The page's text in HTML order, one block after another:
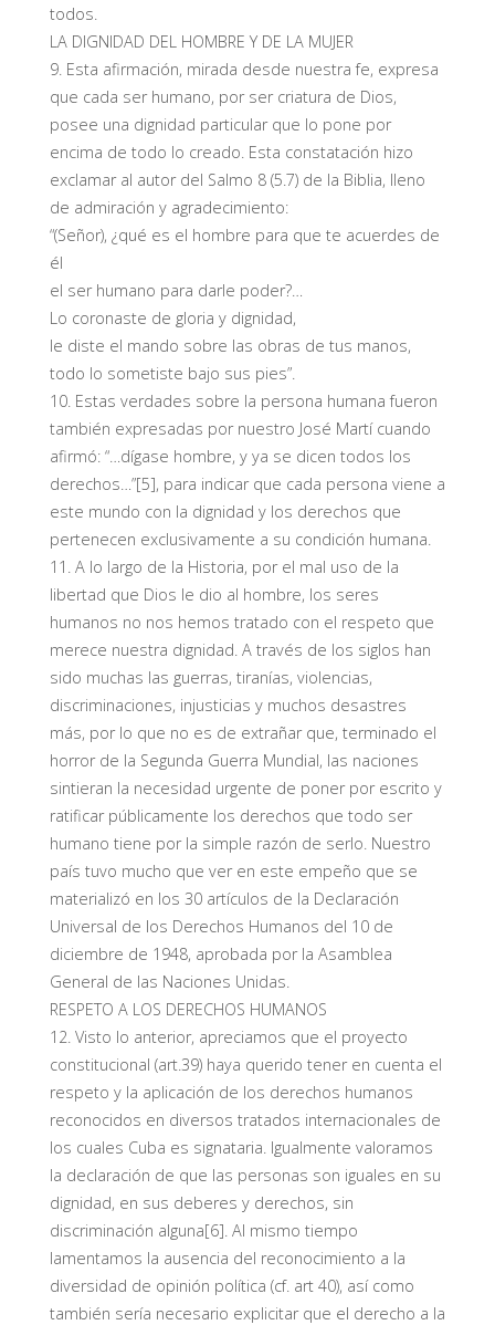
todos.
LA DIGNIDAD DEL HOMBRE Y DE LA MUJER
9. Esta afirmación, mirada desde nuestra fe, expresa
que cada ser humano, por ser criatura de Dios,
posee una dignidad particular que lo pone por
encima de todo lo creado. Esta constatación hizo
exclamar al autor del Salmo 8 (5.7) de la Biblia, lleno
de admiración y agradecimiento:
“(Señor), ¿qué es el hombre para que te acuerdes de
él
el ser humano para darle poder?…
Lo coronaste de gloria y dignidad,
le diste el mando sobre las obras de tus manos,
todo lo sometiste bajo sus pies”.
10. Estas verdades sobre la persona humana fueron
también expresadas por nuestro José Martí cuando
afirmó: “…dígase hombre, y ya se dicen todos los
derechos…”[5], para indicar que cada persona viene a
este mundo con la dignidad y los derechos que
pertenecen exclusivamente a su condición humana.
11. A lo largo de la Historia, por el mal uso de la
libertad que Dios le dio al hombre, los seres
humanos no nos hemos tratado con el respeto que
merece nuestra dignidad. A través de los siglos han
sido muchas las guerras, tiranías, violencias,
discriminaciones, injusticias y muchos desastres
más, por lo que no es de extrañar que, terminado el
horror de la Segunda Guerra Mundial, las naciones
sintieran la necesidad urgente de poner por escrito y
ratificar públicamente los derechos que todo ser
humano tiene por la simple razón de serlo. Nuestro
país tuvo mucho que ver en este empeño que se
materializó en los 30 artículos de la Declaración
Universal de los Derechos Humanos del 10 de
diciembre de 1948, aprobada por la Asamblea
General de las Naciones Unidas.
RESPETO A LOS DERECHOS HUMANOS
12. Visto lo anterior, apreciamos que el proyecto
constitucional (art.39) haya querido tener en cuenta el
respeto y la aplicación de los derechos humanos
reconocidos en diversos tratados internacionales de
los cuales Cuba es signataria. Igualmente valoramos
la declaración de que las personas son iguales en su
dignidad, en sus deberes y derechos, sin
discriminación alguna[6]. Al mismo tiempo
lamentamos la ausencia del reconocimiento a la
diversidad de opinión política (cf. art 40), así como
también sería necesario explicitar que el derecho a la